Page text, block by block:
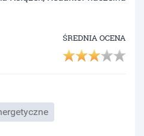
ŚREDNIA OCENA